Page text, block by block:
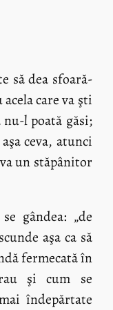
să dea sfoară-
care va şti
nu-l poată găsi;
ceva, atunci
un stăpânitor
gândea: „de
aşa ca să
fermecată în
şi cum se
îndepărtate